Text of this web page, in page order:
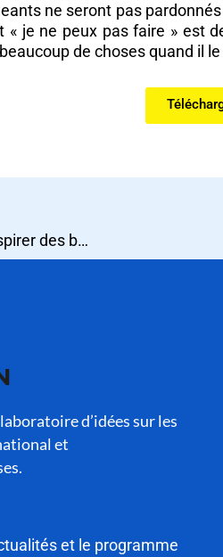
ne seront pas
« je ne peux pas faire »
de choses quand il
Internationalisation des entreprises de service : s’inspirer des business schools françaises ?
d’idées sur les
et
et le programme